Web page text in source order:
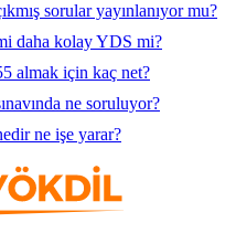
sorular yayınlanıyor mu?
daha kolay YDS mi?
almak için kaç net?
ne soruluyor?
ne işe yarar?